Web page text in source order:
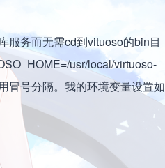
服务而无需cd到vituoso的bin目
usr/local/virtuoso-
冒号分隔。我的环境变量设置如